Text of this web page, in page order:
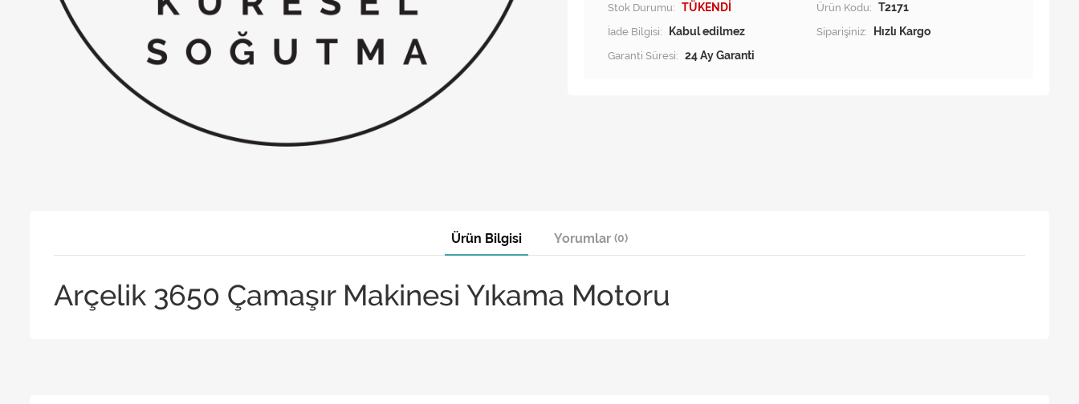
Stok Durumu: TÜKENDİ Ürün Kodu: T2171
İade Bilgisi:
Siparişiniz:
Hızlı Kargo
Garanti Süresi: 24 Ay Garanti
Ürün Bilgisi Yorumlar (0)
Arçelik 3650 Çamaşır Makinesi Yıkama Motoru